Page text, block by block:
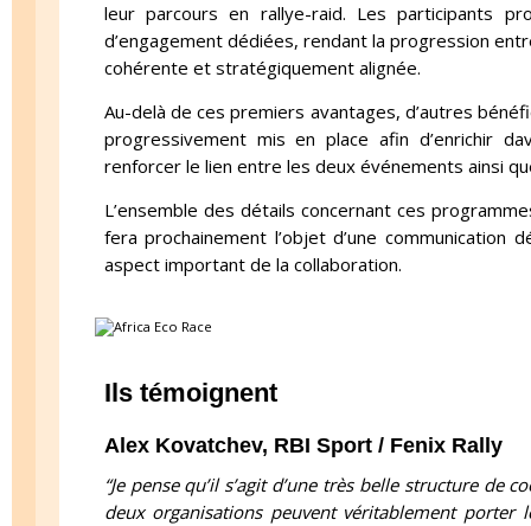
leur parcours en rallye-raid. Les participants
d’engagement dédiées, rendant la progression
cohérente et stratégiquement alignée.
Au-delà de ces premiers avantages, d’autres
progressivement mis en place afin d’enrichir
renforcer le lien entre les deux événements ainsi
L’ensemble des détails concernant ces
fera prochainement l’objet d’une communication
aspect important de la collaboration.
Ils témoignent
Alex Kovatchev, RBI Sport / Fenix Rally
“Je pense qu’il s’agit d’une très belle structure de
deux organisations peuvent véritablement